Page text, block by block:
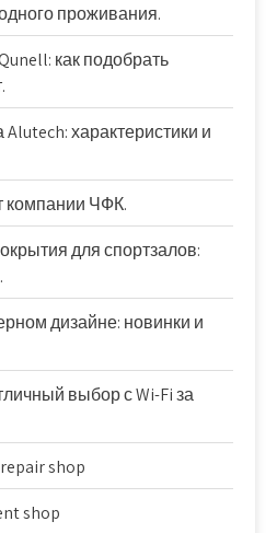
проживания.
как подобрать
характеристики и
компании ЧФК.
для спортзалов:
дизайне: новинки и
выбор с Wi-Fi за
shop
shop